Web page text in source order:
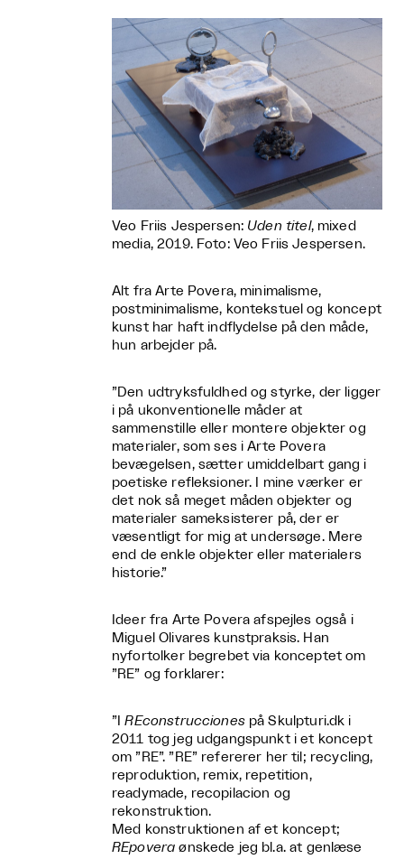
Veo Friis Jespersen: Uden titel, mixed
media, 2019. Foto: Veo Friis Jespersen.
Alt fra Arte Povera, minimalisme,
postminimalisme, kontekstuel og koncept
kunst har haft indflydelse på den måde,
hun arbejder på.
”Den udtryksfuldhed og styrke, der ligger
i på ukonventionelle måder at
sammenstille eller montere objekter og
materialer, som ses i Arte Povera
bevægelsen, sætter umiddelbart gang i
poetiske refleksioner. I mine værker er
det nok så meget måden objekter og
materialer sameksisterer på, der er
væsentligt for mig at undersøge. Mere
end de enkle objekter eller materialers
historie.”
Ideer fra Arte Povera afspejles også i
Miguel Olivares kunstpraksis. Han
nyfortolker begrebet via konceptet om
”RE” og forklarer:
”IREconstruccionespå Skulpturi.dk i
2011 tog jeg udgangspunkt i et koncept
om ”RE”. ”RE” refererer her til; recycling,
reproduktion, remix, repetition,
readymade, recopilacion og
rekonstruktion.
Med konstruktionen af et koncept;
REpovera ønskede jeg bl.a. at genlæse